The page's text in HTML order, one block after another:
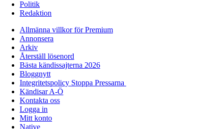
Politik
Redaktion
Allmänna villkor för Premium
Annonsera
Arkiv
Återställ lösenord
Bästa kändissajterna 2026
Bloggnytt
Integritetspolicy Stoppa Pressarna
Kändisar A-Ö
Kontakta oss
Logga in
Mitt konto
Native